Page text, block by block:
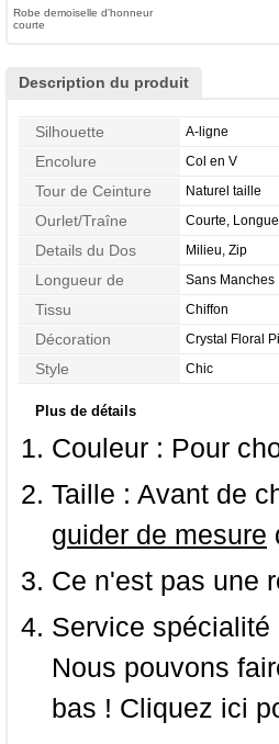
Robe demoiselle d'honneur
courte
Description du produit
Silhouette A-ligne
Encolure Col en V
Tour de Ceinture Naturel taille
Ourlet/Traîne Courte,
Details du Dos Milieu, Zip
Longueur de
Manches
Sans Manches
Tissu Chiffon
Décoration Crystal Floral
Style Chic
Plus de détails
Couleur : Pour
Taille : Avant de
guider de mesure
Ce n'est pas une
Service spécialité
Nous pouvons
bas ! Cliquez ici